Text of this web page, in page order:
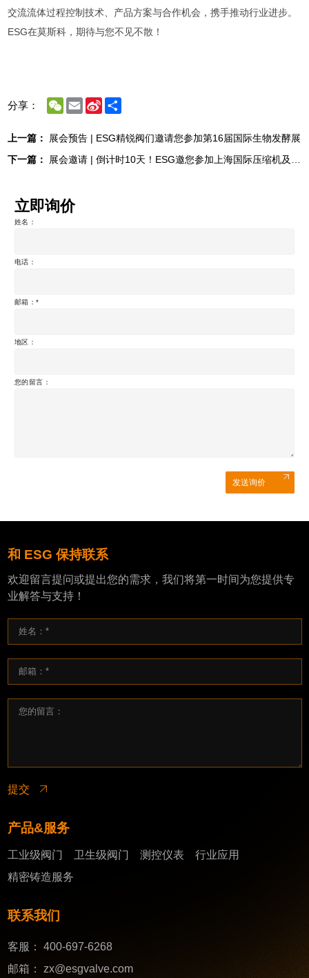
交流流体过程控制技术、产品方案与合作机会，携手推动行业进步。
ESG在莫斯科，期待与您不见不散！
分享： WeChat
Email Sina
Weibo
上一篇：
展会预告 | ESG精锐阀们邀请您参加第16届国际生物发酵展
下一篇：
展会邀请 | 倒计时10天！ESG邀您参加上海国际压缩机及设备展
立即询价
姓名：
电话：
邮箱：
地区：
您的留言：
发送询价
和 ESG 保持联系
欢迎留言提问或提出您的需求，我们将第一时间为您提供专
业解答与支持！
提交
产品&服务
工业级阀门 卫生级阀门 测控仪表
行业应用
精密铸造服务
联系我们
客服：
400-697-6268
邮箱：
zx@esgvalve.com